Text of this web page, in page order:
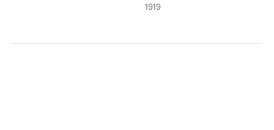
1919